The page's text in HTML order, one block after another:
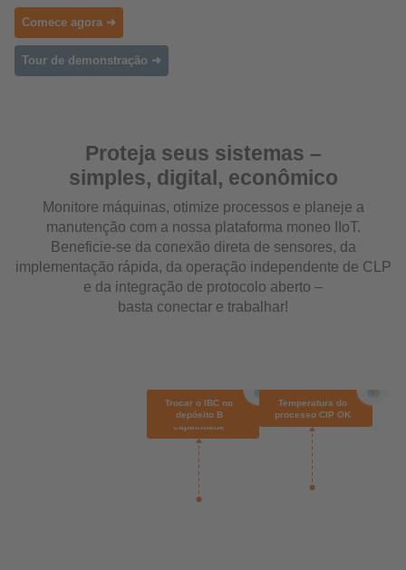
Comece agora ➜
Tour de demonstração ➜
Proteja seus sistemas –
simples, digital, econômico
Monitore máquinas, otimize processos e planeje a
manutenção com a nossa plataforma moneo IIoT.
Beneficie-se da conexão direta de sensores, da
implementação rápida, da operação independente de CLP
e da integração de protocolo aberto –
basta conectar e trabalhar!